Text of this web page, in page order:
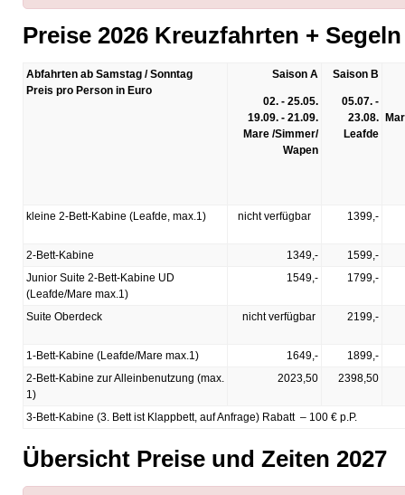
Preise 2026 Kreuzfahrten +
Abfahrten ab Samstag / Sonntag
Preis pro Person in Euro
Saison A
02. - 25.05.
19.09. - 21.09.
Mare /Simmer/
Wapen
Saison B
05.07. -
23.08.
Leafde
kleine 2-Bett-Kabine (Leafde, max.1) nicht verfügbar 1399,-
2-Bett-Kabine 1349,-
1599,-
Junior Suite 2-Bett-Kabine UD
(Leafde/Mare max.1)
1549,- 1799,-
Suite Oberdeck nicht verfügbar 2199,-
1-Bett-Kabine (Leafde/Mare max.1) 1649,-
1899,-
2-Bett-Kabine zur Alleinbenutzung (max.
1)
2023,50 2398,50
3-Bett-Kabine (3. Bett ist Klappbett, auf Anfrage) Rabatt – 100 € p.P.
Übersicht Preise und Zeiten 2027